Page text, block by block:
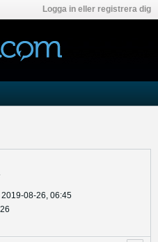
Logga in eller registrera dig
08-26, 06:45